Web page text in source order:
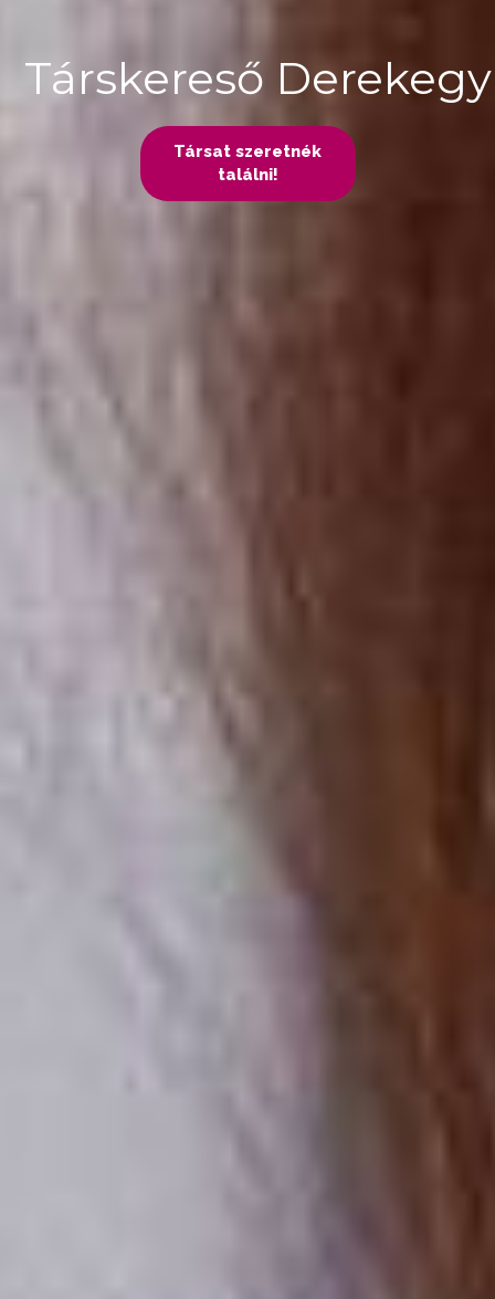
Társat szeretnék
találni!
Társkereső